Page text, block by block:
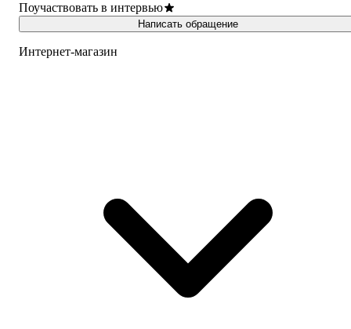
Поучаствовать в интервью
Написать обращение
Интернет-магазин